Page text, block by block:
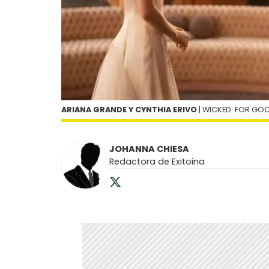
ARIANA GRANDE Y CYNTHIA ERIVO | WICKED: FOR
JOHANNA CHIESA
Redactora de Exitoina